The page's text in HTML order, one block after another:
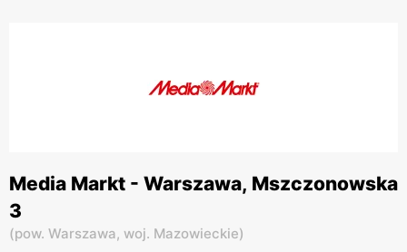
Media Markt - Warszawa, Mszczonowska
3
(pow. Warszawa, woj. Mazowieckie)